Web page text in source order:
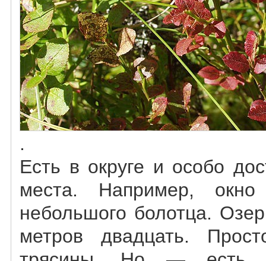
.
Есть в округе и особо
места. Например,
небольшого болотца.
метров двадцать.